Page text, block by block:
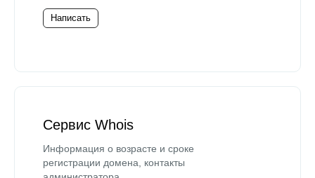
Написать
Сервис Whois
Информация о возрасте и сроке
регистрации домена, контакты